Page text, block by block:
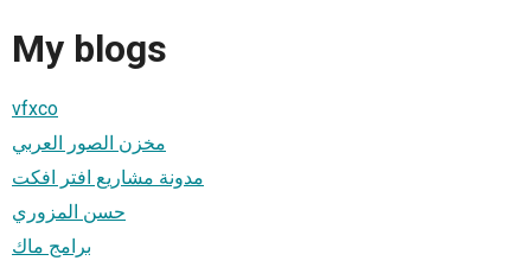
My blogs
vfxco
مخزن الصور العربي
مدونة مشاريع افتر افكت
حسن المزوري
برامج ماك